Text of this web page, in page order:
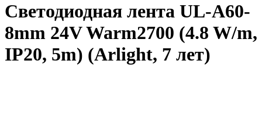
Светодиодная лента UL-A60-
8mm 24V Warm2700 (4.8 W/m,
IP20, 5m) (Arlight, 7 лет)